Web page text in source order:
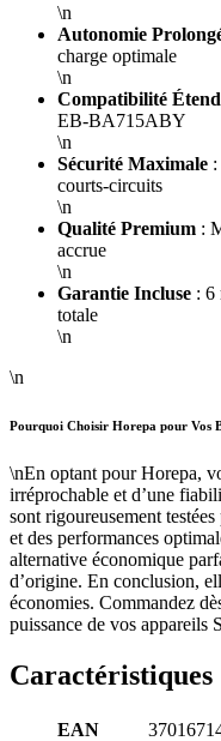
\n
Autonomie
charge optimale
\n
Compatibilité
EB-BA715ABY
\n
Sécurité Maximale
courts-circuits
\n
Qualité Premium :
accrue
\n
Garantie Incluse : 6
totale
\n
\n
Pourquoi Choisir Horepa pour Vos
\nEn optant pour Horepa,
irréprochable et d’une
sont rigoureusement
et des performances
alternative économique
d’origine. En conclusion,
économies. Commandez
puissance de vos appareils
Caractéristiques
EAN